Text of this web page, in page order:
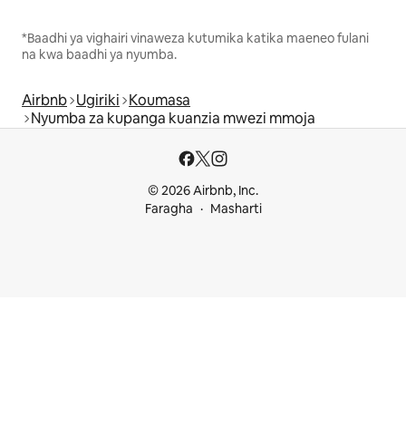
*Baadhi ya vighairi vinaweza kutumika katika maeneo fulani
na kwa baadhi ya nyumba.
Airbnb Ugiriki Koumasa
Nyumba za kupanga kuanzia mwezi mmoja
© 2026 Airbnb, Inc.
Faragha
Masharti